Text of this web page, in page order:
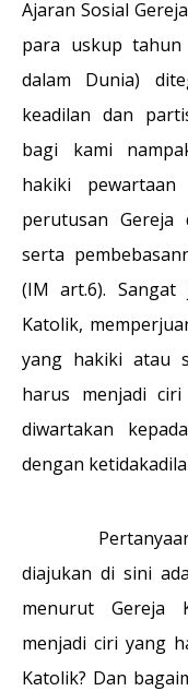
Ajaran Sosial
para uskup
dalam Dunia)
keadilan dan
bagi kami
hakiki
perutusan Gereja
serta
(IM art.6).
Katolik,
yang hakiki atau
harus menjadi
diwartakan
dengan
Pertanyaan-
diajukan di sini
menurut Gereja
menjadi ciri yang
Katolik? Dan